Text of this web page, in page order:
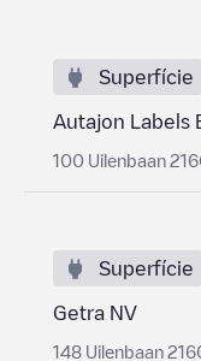
Superfície
Autajon Labels
100 Uilenbaan
Superfície
Getra NV
148 Uilenbaan